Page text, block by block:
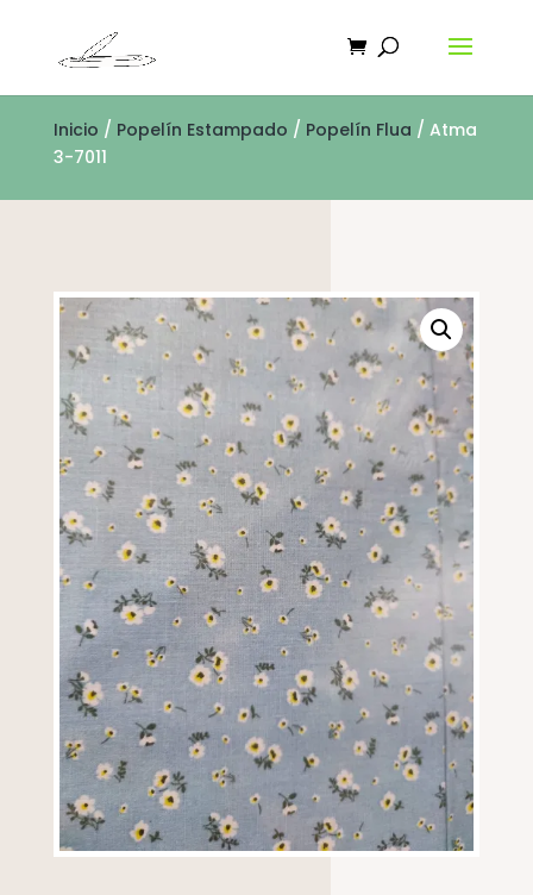
Inicio / Popelín Estampado / Popelín Flua / Atma
3-7011